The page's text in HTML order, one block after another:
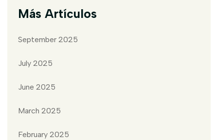
Más Artículos
September 2025
July 2025
June 2025
March 2025
February 2025